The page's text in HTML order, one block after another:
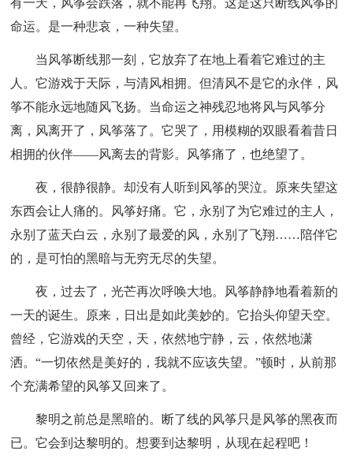
有一天，风筝会跌落，就不能再飞翔。这是这只断线风筝的
命运。是一种悲哀，一种失望。
当风筝断线那一刻，它放弃了在地上看着它难过的主
人。它游戏于天际，与清风相拥。但清风不是它的永伴，风
筝不能永远地随风飞扬。当命运之神残忍地将风与风筝分
离，风离开了，风筝落了。它哭了，用模糊的双眼看着昔日
相拥的伙伴——风离去的背影。风筝痛了，也绝望了。
夜，很静很静。却没有人听到风筝的哭泣。原来失望这
东西会让人痛的。风筝好痛。它，永别了为它难过的主人，
永别了蓝天白云，永别了最爱的风，永别了飞翔……陪伴它
的，是可怕的黑暗与无穷无尽的失望。
夜，过去了，光芒再次呼唤大地。风筝静静地看着新的
一天的诞生。原来，日出是如此美妙的。它抬头仰望天空。
曾经，它游戏的天空，天，依然地宁静，云，依然地潇
洒。“一切依然是美好的，我就不应该失望。”顿时，从前那
个充满希望的风筝又回来了。
黎明之前总是黑暗的。断了线的风筝只是风筝的黑夜而
已。它会到达黎明的。想要到达黎明，从现在起程吧！